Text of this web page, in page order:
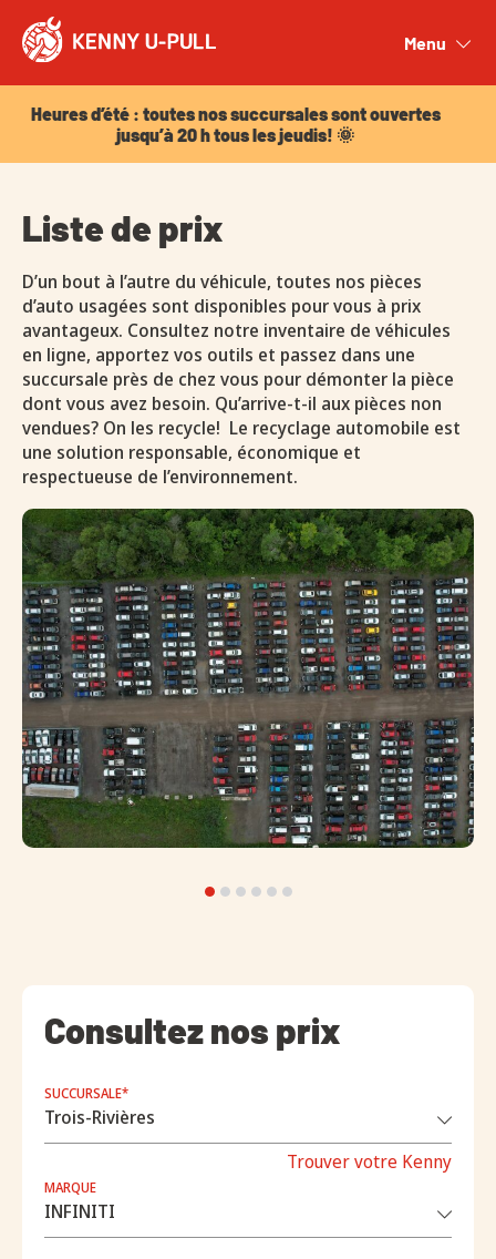
Menu
Heures d’été : toutes nos succursales sont ouvertes
jusqu’à 20 h tous les jeudis! 🌞
Liste de prix
D’un bout à l’autre du véhicule, toutes nos pièces
d’auto usagées sont disponibles pour vous à prix
avantageux. Consultez notre inventaire de véhicules
en ligne, apportez vos outils et passez dans une
succursale près de chez vous pour démonter la pièce
dont vous avez besoin. Qu’arrive-t-il aux pièces non
vendues? On les recycle! Le recyclage automobile est
une solution responsable, économique et
respectueuse de l’environnement.
Consultez nos prix
SUCCURSALE*
Trouver votre Kenny
MARQUE